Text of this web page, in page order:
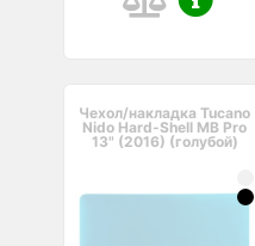
Чехол/накладка Tucano
Nido Hard-Shell MB Pro
13" (2016) (голубой)